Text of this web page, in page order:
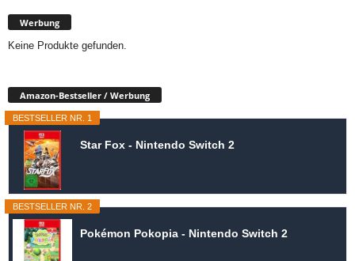
Werbung
Keine Produkte gefunden.
Amazon-Bestseller / Werbung
BESTSELLER NR. 1
Star Fox - Nintendo Switch 2
BESTSELLER NR. 2
Pokémon Pokopia - Nintendo Switch 2